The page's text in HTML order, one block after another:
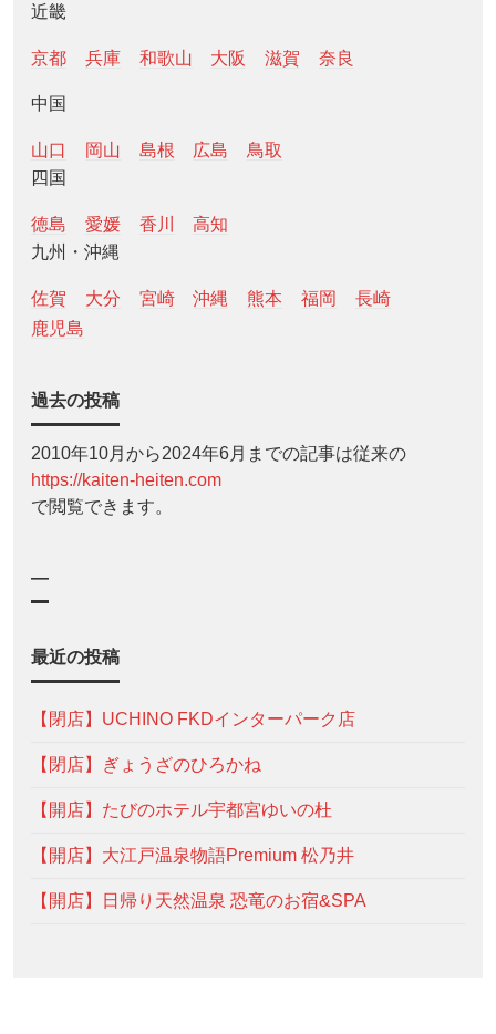
近畿
京都 兵庫 和歌山 大阪 滋賀 奈良
中国
山口 岡山 島根 広島
鳥取
四国
徳島 愛媛 香川
高知
九州・沖縄
佐賀 大分 宮崎 沖縄 熊本 福岡
長崎
鹿児島
過去の投稿
2010年10月から2024年6月までの記事は従来の
https://kaiten-heiten.com
で閲覧できます。
—
最近の投稿
【閉店】UCHINO FKDインターパーク店
【閉店】ぎょうざのひろかね
【開店】たびのホテル宇都宮ゆいの杜
【開店】大江戸温泉物語Premium 松乃井
【開店】日帰り天然温泉 恐竜のお宿&SPA